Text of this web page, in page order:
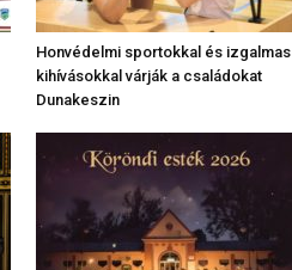
Honvédelmi sportokkal és izgalmas
kihívásokkal várják a családokat
Dunakeszin